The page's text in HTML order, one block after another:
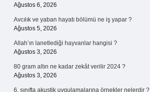
Ağustos 6, 2026
Avcılık ve yaban hayatı bölümü ne iş yapar ?
Ağustos 5, 2026
Allah’ın lanetlediği hayvanlar hangisi ?
Ağustos 3, 2026
80 gram altın ne kadar zekât verilir 2024 ?
Ağustos 3, 2026
6. sınıfta akustik uygulamalarına örnekler nelerdir ?